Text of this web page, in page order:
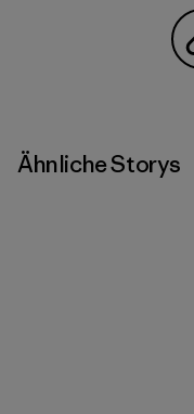
Ähnliche Storys